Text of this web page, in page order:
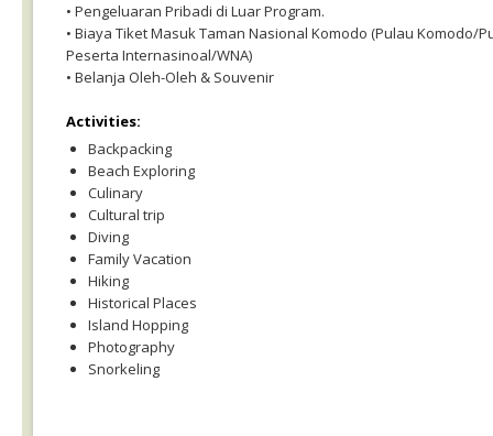
• Pengeluaran Pribadi di Luar Program.
• Biaya Tiket Masuk Taman Nasional Komodo (Pulau Komodo/
Peserta Internasinoal/WNA)
• Belanja Oleh-Oleh & Souvenir
Activities:
Backpacking
Beach Exploring
Culinary
Cultural trip
Diving
Family Vacation
Hiking
Historical Places
Island Hopping
Photography
Snorkeling